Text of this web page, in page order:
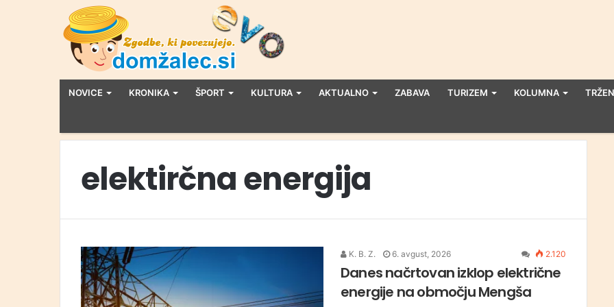
NOVICE KRONIKA ŠPORT KULTURA AKTUALNO ZABAVA TURIZEM KOLUMNA
elektirčna energija
K. B. Z. 6. avgust, 2026 2.120
Danes načrtovan izklop električne
energije na območju Mengša